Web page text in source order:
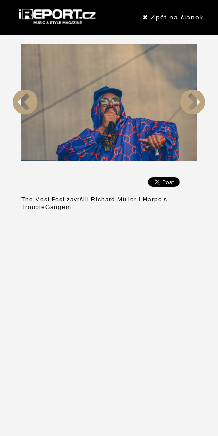
Zpět na článek
The Most Fest završili Richard Müller i Marpo s
TroubleGangem